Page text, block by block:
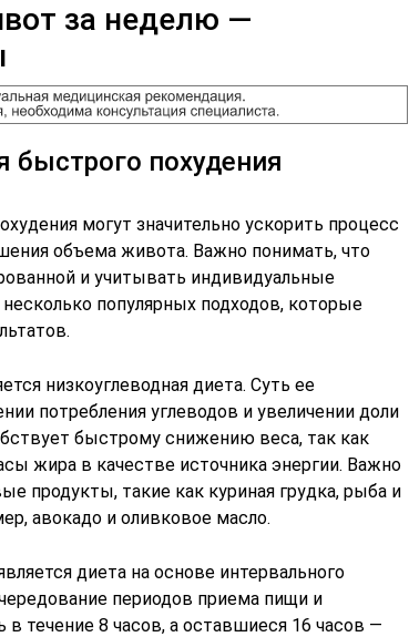
за неделю —
похудения
могут значительно ускорить процесс
объема живота. Важно понимать, что
и учитывать индивидуальные
популярных подходов, которые
низкоуглеводная диета. Суть ее
потребления углеводов и увеличении доли
быстрому снижению веса, так как
жира в качестве источника энергии. Важно
продукты, такие как куриная грудка, рыба и
авокадо и оливковое масло.
диета на основе интервального
периодов приема пищи и
течение 8 часов, а оставшиеся 16 часов —